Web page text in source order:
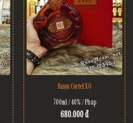
Rượu Cortel XO
700ml / 40% / Pháp
680.000 đ